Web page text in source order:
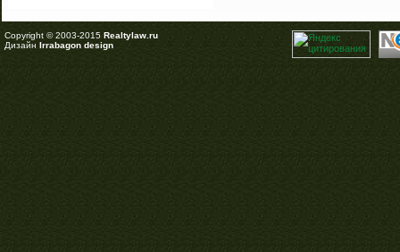
Copyright © 2003-2015 Realtylaw.ru
Дизайн Irrabagon design